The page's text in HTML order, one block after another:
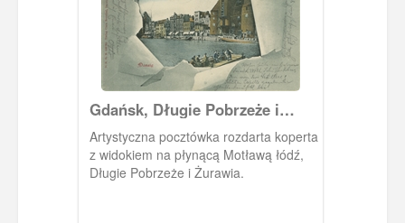
Gdańsk, Długie Pobrzeże i
Żuraw
Artystyczna pocztówka rozdarta koperta
z widokiem na płynącą Motławą łódź,
Długie Pobrzeże i Żurawia.